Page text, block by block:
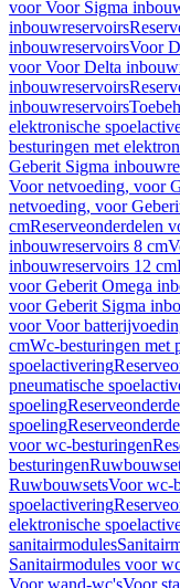
voor Voor Sigma
inbouwreservoirs
inbouwreservoirsVoor
voor Voor Delta
inbouwreservoirs
inbouwreservoirs
elektronische
besturingen met
Geberit Sigma
Voor netvoeding, voor
netvoeding, voor
cmReserveonderdelen
inbouwreservoirs 8 cm
inbouwreservoirs 12 cm
voor Geberit Omega
voor Geberit Sigma
voor Voor
cmWc-besturingen met
spoelactivering
pneumatische
spoeling
spoeling
voor wc-besturingen
besturingen
RuwbouwsetsVoor wc-
spoelactivering
elektronische
sanitairmodules
Sanitairmodules voor
Voor wand-wc'sVoor